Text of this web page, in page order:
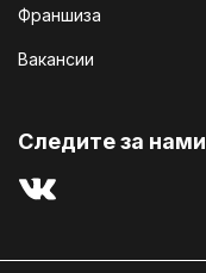
Франшиза
Вакансии
Cледите за нами